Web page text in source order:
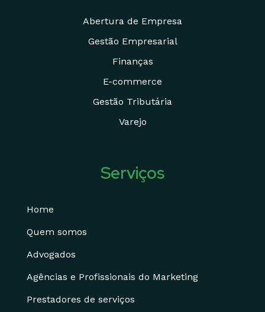
Abertura de Empresa
Gestão Empresarial
Finanças
E-commerce
Gestão Tributária
Varejo
Serviços
Home
Quem somos
Advogados
Agências e Profissionais do Marketing
Prestadores de serviços